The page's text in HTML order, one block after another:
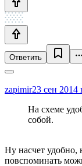
Ответить
zapimir23 сен 2014
На схеме
собой.
Ну насчет удобно,
повспоминать